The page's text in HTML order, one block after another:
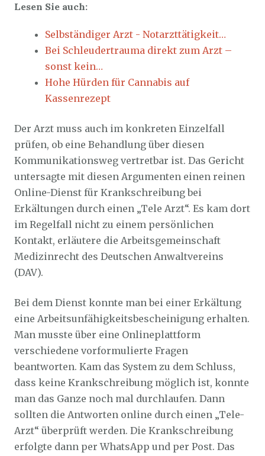
Lesen Sie auch:
Selbständiger Arzt - Notarzttätigkeit…
Bei Schleudertrauma direkt zum Arzt –
sonst kein…
Hohe Hürden für Cannabis auf
Kassenrezept
Der Arzt muss auch im konkreten Einzelfall
prüfen, ob eine Behandlung über diesen
Kommunikationsweg vertretbar ist. Das Gericht
untersagte mit diesen Argumenten einen reinen
Online-Dienst für Krankschreibung bei
Erkältungen durch einen „Tele Arzt“. Es kam dort
im Regelfall nicht zu einem persönlichen
Kontakt, erläutere die Arbeitsgemeinschaft
Medizinrecht des Deutschen Anwaltvereins
(DAV).
Bei dem Dienst konnte man bei einer Erkältung
eine Arbeitsunfähigkeitsbescheinigung erhalten.
Man musste über eine Onlineplattform
verschiedene vorformulierte Fragen
beantworten. Kam das System zu dem Schluss,
dass keine Krankschreibung möglich ist, konnte
man das Ganze noch mal durchlaufen. Dann
sollten die Antworten online durch einen „Tele-
Arzt“ überprüft werden. Die Krankschreibung
erfolgte dann per WhatsApp und per Post. Das